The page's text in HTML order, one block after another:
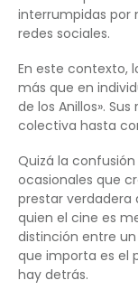
interrumpidas por
redes sociales.
En este contexto,
más que en
de los Anillos».
colectiva hasta
Quizá la
ocasionales que
prestar verdadera
quien el cine es
distinción entre
que importa es el
hay detrás.